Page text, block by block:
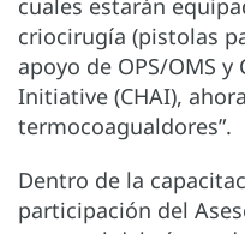
cuales estarán
criocirugía (pistolas
apoyo de OPS/OMS
Initiative (CHAI),
termocoagualdores”.
Dentro de la
participación del